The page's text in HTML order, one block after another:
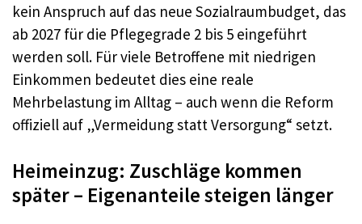
kein Anspruch auf das neue Sozialraumbudget, das
ab 2027 für die Pflegegrade 2 bis 5 eingeführt
werden soll. Für viele Betroffene mit niedrigen
Einkommen bedeutet dies eine reale
Mehrbelastung im Alltag – auch wenn die Reform
offiziell auf „Vermeidung statt Versorgung“ setzt.
Heimeinzug: Zuschläge kommen
später – Eigenanteile steigen länger